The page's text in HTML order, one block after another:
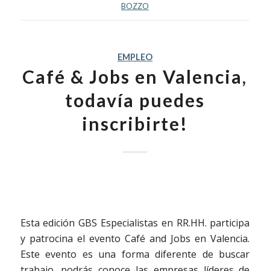
BOZZO
EMPLEO
Café & Jobs en Valencia,
todavía puedes
inscribirte!
Esta edición GBS Especialistas en RR.HH. participa
y patrocina el evento Café and Jobs en Valencia.
Este evento es una forma diferente de buscar